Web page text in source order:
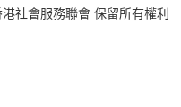
社會服務聯會 保留所有權利